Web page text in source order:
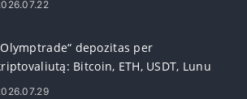
depozitas per
Bitcoin, ETH, USDT, Lunu